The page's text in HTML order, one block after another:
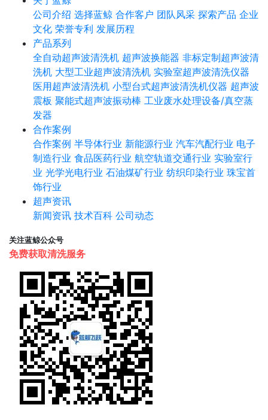
公司介绍 选择蓝鲸 合作客户 团队风采 探索产品 企业
文化 荣誉专利 发展历程
产品系列
全自动超声波清洗机 超声波换能器 非标定制超声波清
洗机 大型工业超声波清洗机 实验室超声波清洗仪器
医用超声波清洗机 小型台式超声波清洗机仪器 超声波
震板 聚能式超声波振动棒 工业废水处理设备/真空蒸
发器
合作案例
合作案例 半导体行业 新能源行业 汽车汽配行业 电子
制造行业 食品医药行业 航空轨道交通行业 实验室行
业 光学光电行业 石油煤矿行业 纺织印染行业 珠宝首
饰行业
超声资讯
新闻资讯 技术百科 公司动态
关注蓝鲸公众号
免费获取清洗服务